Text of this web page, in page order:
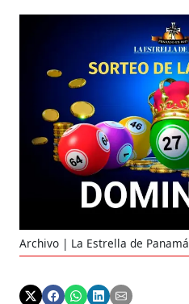
Archivo | La Estrella de Panamá